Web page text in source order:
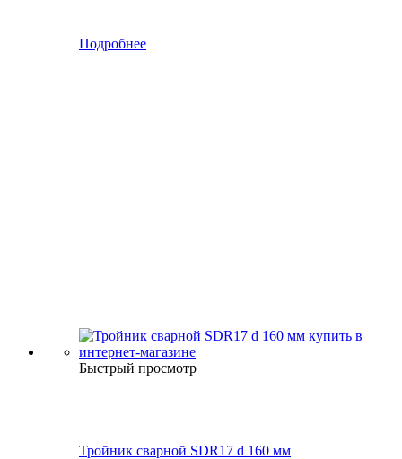
Подробнее
Быстрый просмотр
Тройник сварной SDR17 d 160 мм